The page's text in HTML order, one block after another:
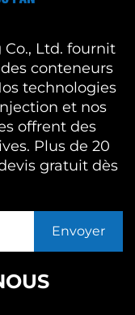
Ltd. fournit
conteneurs
technologies
et nos
offrent des
Plus de 20
gratuit dès